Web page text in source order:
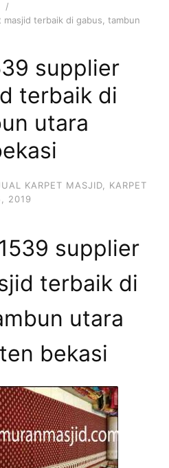
terbaik di gabus, tambun
supplier
terbaik di
utara
KARPET MASJID
KARPET
2019
supplier
terbaik di
utara
bekasi